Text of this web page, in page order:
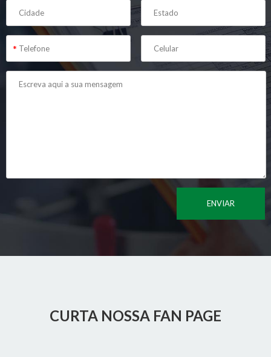
CURTA NOSSA FAN PAGE